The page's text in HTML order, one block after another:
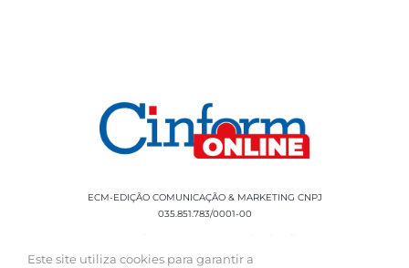
ECM-EDIÇÃO COMUNICAÇÃO & MARKETING CNPJ
035.851.783/0001-00
Rua Sílvio Cesar Leite, 90 Salgado Filho -
Aracaju, SE, CEP: 49020-060 Fone: +55 79
Este site utiliza cookies para garantir a